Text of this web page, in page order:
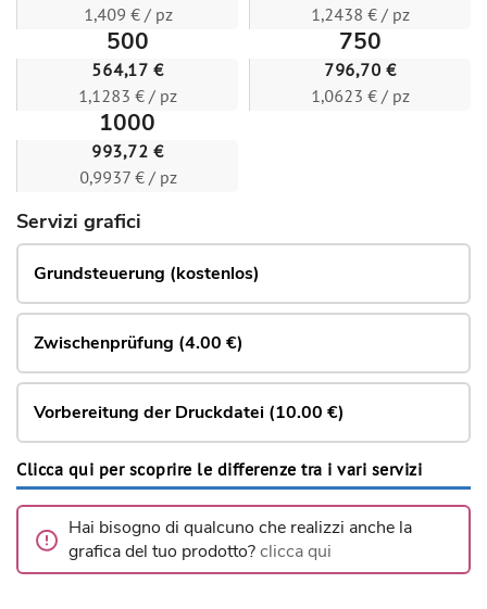
1,409 € / pz
1,2438 € / pz
500
564,17 €
1,1283 € / pz
750
796,70 €
1,0623 € / pz
1000
993,72 €
0,9937 € / pz
Servizi grafici
Grundsteuerung (kostenlos)
Zwischenprüfung (4.00 €)
Vorbereitung der Druckdatei (10.00 €)
Clicca qui per scoprire le differenze tra i vari servizi
Hai bisogno di qualcuno che realizzi anche la
grafica del tuo prodotto?clicca qui